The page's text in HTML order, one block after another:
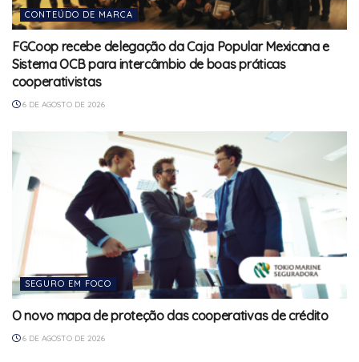
CONTEÚDO DE MARCA
FGCoop recebe delegação da Caja Popular Mexicana e
Sistema OCB para intercâmbio de boas práticas
cooperativistas
6 DE AGOSTO DE 2026
SEGURO EM FOCO
O novo mapa de proteção das cooperativas de crédito
6 DE AGOSTO DE 2026